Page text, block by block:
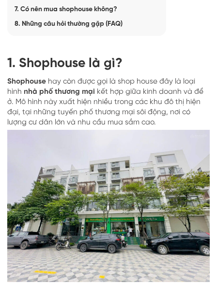
7. Có nên mua shophouse không?
8. Những câu hỏi thường gặp (FAQ)
1. Shophouse là gì?
Shophouse hay còn được gọi là shop house đây là loại
hình nhà phố thương mại kết hợp giữa kinh doanh và để
ở. Mô hình này xuất hiện nhiều trong các khu đô thị hiện
đại, tại những tuyến phố thương mại sôi động, nơi có
lượng cư dân lớn và nhu cầu mua sắm cao.